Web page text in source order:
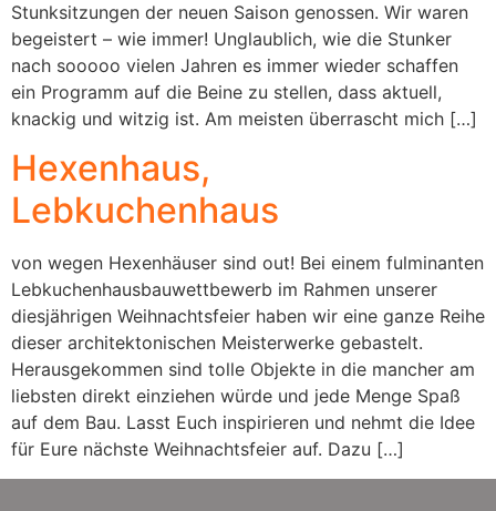
Stunksitzungen der neuen Saison genossen. Wir waren
begeistert – wie immer! Unglaublich, wie die Stunker
nach sooooo vielen Jahren es immer wieder schaffen
ein Programm auf die Beine zu stellen, dass aktuell,
knackig und witzig ist. Am meisten überrascht mich […]
Hexenhaus,
Lebkuchenhaus
von wegen Hexenhäuser sind out! Bei einem fulminanten
Lebkuchenhausbauwettbewerb im Rahmen unserer
diesjährigen Weihnachtsfeier haben wir eine ganze Reihe
dieser architektonischen Meisterwerke gebastelt.
Herausgekommen sind tolle Objekte in die mancher am
liebsten direkt einziehen würde und jede Menge Spaß
auf dem Bau. Lasst Euch inspirieren und nehmt die Idee
für Eure nächste Weihnachtsfeier auf. Dazu […]